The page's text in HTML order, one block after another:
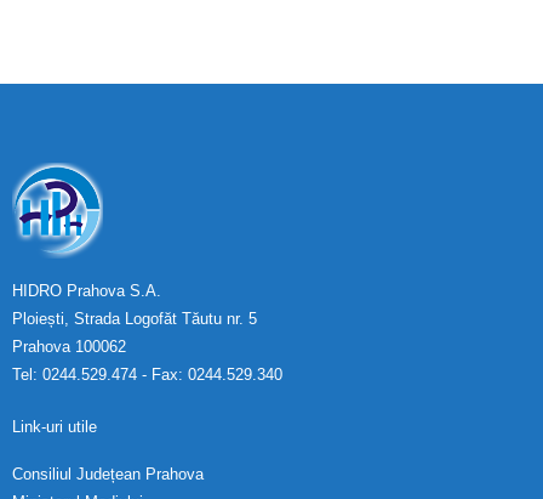
HIDRO Prahova S.A.
Ploiești, Strada Logofăt Tăutu nr. 5
Prahova 100062
Tel: 0244.529.474 - Fax: 0244.529.340
Link-uri utile
Consiliul Județean Prahova